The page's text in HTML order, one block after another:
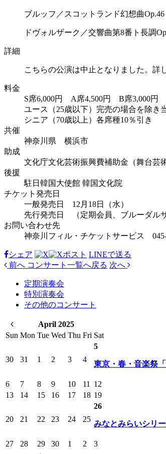
ブルッフ／スコットランド幻想曲Op.46
ドヴォルザーク／交響曲第8番ト長調
詳細
こちらの公演は中止となりました。詳
料金
S席6,000円 A席4,500円 B席3,000円
ユース（25歳以下）完売の場合を除き
シニア（70歳以上）各席種10％引き
共催
神奈川県 横浜市
助成
文化庁文化芸術振興費補助金（舞台芸
後援
駐日韓国大使館 韓国文化院
チケット発売日
一般発売日 12月18日（水）
先行発売日 （定期会員、ブルーダル
お問い合わせ先
神奈川フィル・チケットサービス 045-
シェア ポスト LINEで送る
前へ コンサート 一覧へ戻る 次へ
定期演奏会
特別演奏会
その他のコンサート
April 2025
Sun Mon Tue Wed Thu Fri Sat
30 31 1 2 3 4
5
東京・春・音楽祭
6 7 8 9 10 11
12
13
14 15 16 17 18 19
20 21 22 23 24 25
26
みなとみらいシリ
27 28 29 30 1 2
3